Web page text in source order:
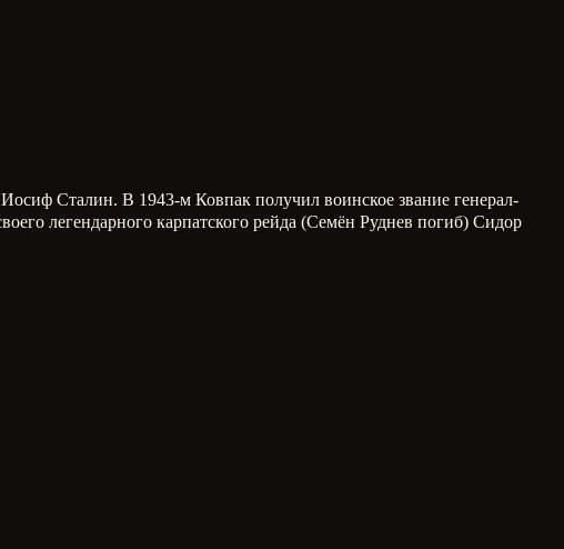
Сталин. В 1943-м Ковпак получил воинское звание генерал-
легендарного карпатского рейда (Семён Руднев погиб) Сидор